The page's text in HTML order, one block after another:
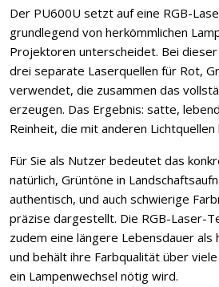
Der PU600U setzt auf eine RGB-
grundlegend von herkömmlichen
Projektoren unterscheidet. Bei
drei separate Laserquellen für Rot,
verwendet, die zusammen das
erzeugen. Das Ergebnis: satte,
Reinheit, die mit anderen
Für Sie als Nutzer bedeutet das
natürlich, Grüntöne in
authentisch, und auch schwierige
präzise dargestellt. Die RGB-Laser-
zudem eine längere Lebensdauer als
und behält ihre Farbqualität über
ein Lampenwechsel nötig wird.